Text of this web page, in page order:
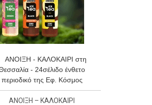
ΑΝΟΙΞΗ – ΚΑΛΟΚΑΙΡΙ